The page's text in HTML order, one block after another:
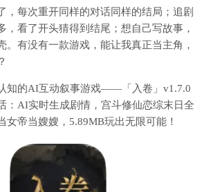
，每次重开同样的对话同样的结局；追剧
，看了开头猜得到结尾；想自己写故事，
。有没有一款游戏，能让我真正当主角，
知的AI互动叙事游戏—— 「入卷」v1.7.0
： AI实时生成剧情，宫斗修仙恋综末日全
女帝当嫂嫂，5.89MB玩出无限可能！